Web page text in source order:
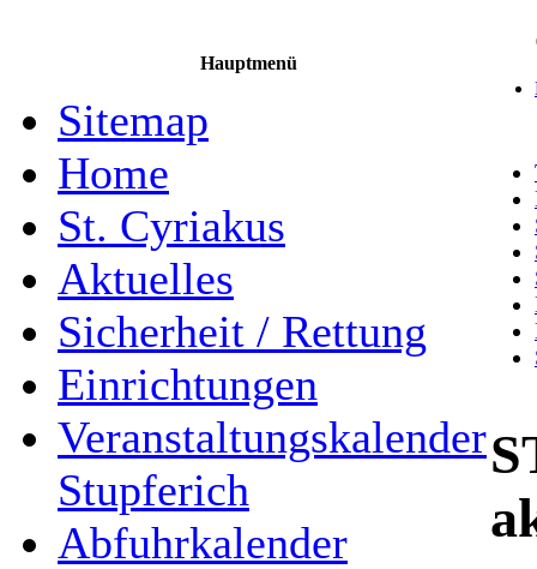
Hauptmenü
Sitemap
Home
St. Cyriakus
Aktuelles
Sicherheit / Rettung
Einrichtungen
Veranstaltungskalender
Stupferich
Abfuhrkalender